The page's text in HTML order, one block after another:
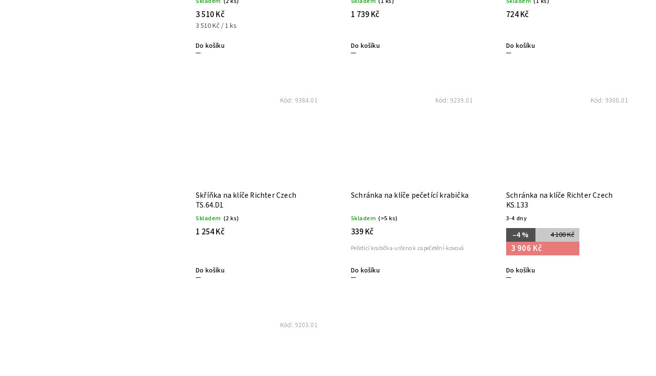
3 510 Kč
3 510 Kč / 1 ks
Do košíku
1 739 Kč
Do košíku
724 Kč
Do košíku
Skříňka na klíče Richter Czech
TS.64.D1
Skladem (2 ks)
1 254 Kč
Do košíku
Kód: 9384.01
Schránka na klíče pečetící krabička
Skladem (>5 ks)
339 Kč
Do košíku
Pečetící krabička-určeno k zapečetění-kovová
Kód: 9239.01
Schránka na klíče Richter Czech
KS.133
3-4 dny
4 100 Kč
–4 %
3 906 Kč
Do košíku
Kód: 9308.01
Kód: 9203.01